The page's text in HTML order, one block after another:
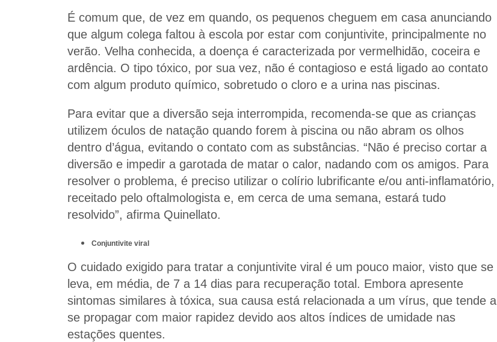
É comum que, de vez em quando, os pequenos cheguem em casa anunciando
que algum colega faltou à escola por estar com conjuntivite, principalmente no
verão. Velha conhecida, a doença é caracterizada por vermelhidão, coceira e
ardência. O tipo tóxico, por sua vez, não é contagioso e está ligado ao contato
com algum produto químico, sobretudo o cloro e a urina nas piscinas.
Para evitar que a diversão seja interrompida, recomenda-se que as crianças
utilizem óculos de natação quando forem à piscina ou não abram os olhos
dentro d’água, evitando o contato com as substâncias. “Não é preciso cortar a
diversão e impedir a garotada de matar o calor, nadando com os amigos. Para
resolver o problema, é preciso utilizar o colírio lubrificante e/ou anti-inflamatório,
receitado pelo oftalmologista e, em cerca de uma semana, estará tudo
resolvido”, afirma Quinellato.
Conjuntivite viral
O cuidado exigido para tratar a conjuntivite viral é um pouco maior, visto que se
leva, em média, de 7 a 14 dias para recuperação total. Embora apresente
sintomas similares à tóxica, sua causa está relacionada a um vírus, que tende a
se propagar com maior rapidez devido aos altos índices de umidade nas
estações quentes.